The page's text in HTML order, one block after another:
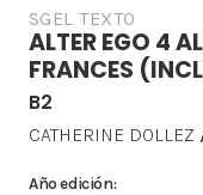
SGEL TEXTO
ALTER EGO 4
FRANCES
B2
CATHERINE DOLLEZ
Año edición: